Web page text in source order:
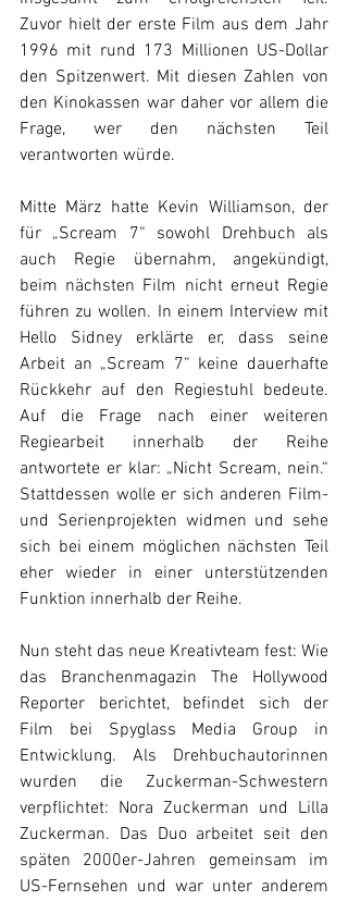
Zuvor hielt der erste Film aus dem Jahr
1996 mit rund 173 Millionen US-Dollar
den Spitzenwert. Mit diesen Zahlen von
den Kinokassen war daher vor allem die
Frage, wer den nächsten Teil
verantworten würde.
Mitte März hatte Kevin Williamson, der
für „Scream 7“ sowohl Drehbuch als
auch Regie übernahm, angekündigt,
beim nächsten Film nicht erneut Regie
führen zu wollen. In einem Interview mit
Hello Sidney erklärte er, dass seine
Arbeit an „Scream 7“ keine dauerhafte
Rückkehr auf den Regiestuhl bedeute.
Auf die Frage nach einer weiteren
Regiearbeit innerhalb der Reihe
antwortete er klar: „Nicht Scream, nein.“
Stattdessen wolle er sich anderen Film-
und Serienprojekten widmen und sehe
sich bei einem möglichen nächsten Teil
eher wieder in einer unterstützenden
Funktion innerhalb der Reihe.
Nun steht das neue Kreativteam fest: Wie
das Branchenmagazin The Hollywood
Reporter berichtet, befindet sich der
Film bei Spyglass Media Group in
Entwicklung. Als Drehbuchautorinnen
wurden die Zuckerman-Schwestern
verpflichtet: Nora Zuckerman und Lilla
Zuckerman. Das Duo arbeitet seit den
späten 2000er-Jahren gemeinsam im
US-Fernsehen und war unter anderem